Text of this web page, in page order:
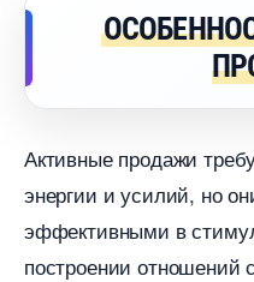
Активные продажи
энергии и усилий, но
эффективными в
построении отношений